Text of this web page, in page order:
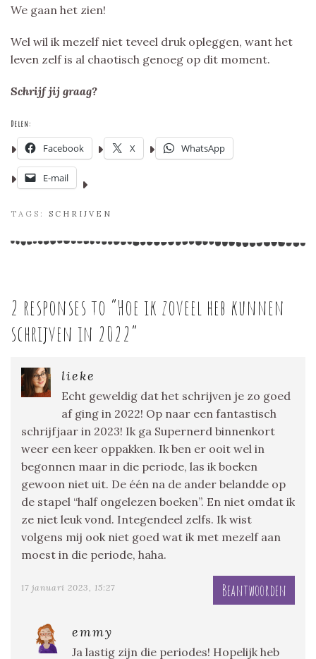
We gaan het zien!
Wel wil ik mezelf niet teveel druk opleggen, want het
leven zelf is al chaotisch genoeg op dit moment.
Schrijf jij graag?
Delen:
Facebook X WhatsApp
E-mail
TAGS: SCHRIJVEN
2 responses to “Hoe ik zoveel heb kunnen
schrijven in 2022”
lieke
Echt geweldig dat het schrijven je zo goed
af ging in 2022! Op naar een fantastisch
schrijfjaar in 2023! Ik ga Supernerd binnenkort
weer een keer oppakken. Ik ben er ooit wel in
begonnen maar in die periode, las ik boeken
gewoon niet uit. De één na de ander belandde op
de stapel “half ongelezen boeken”. En niet omdat ik
ze niet leuk vond. Integendeel zelfs. Ik wist
volgens mij ook niet goed wat ik met mezelf aan
moest in die periode, haha.
17 januari 2023, 15:27 Beantwoorden
emmy
Ja lastig zijn die periodes! Hopelijk heb